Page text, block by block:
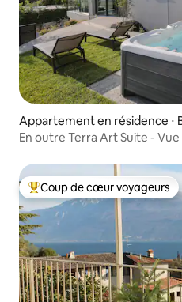
Appartement en résidence ⋅
En outre Terra Art Suite -
Coups de cœur voyageurs
Coup de cœur voyageurs